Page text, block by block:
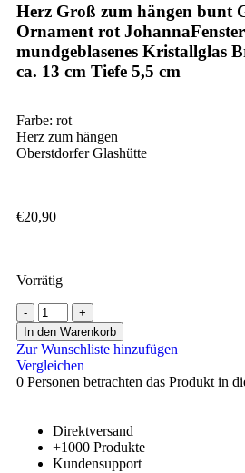
Herz Groß zum hängen bunt
Ornament rot
mundgeblasenes Kristallglas
ca. 13 cm Tiefe 5,5 cm
Farbe: rot
Herz zum hängen
Oberstdorfer Glashütte
€20,90
Vorrätig
In den Warenkorb
Zur Wunschliste hinzufügen
Vergleichen
0 Personen betrachten das Produkt in
Direktversand
+1000 Produkte
Kundensupport